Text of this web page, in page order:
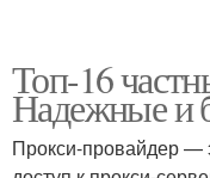
Топ-16
Надежные и
Прокси-провайдер —